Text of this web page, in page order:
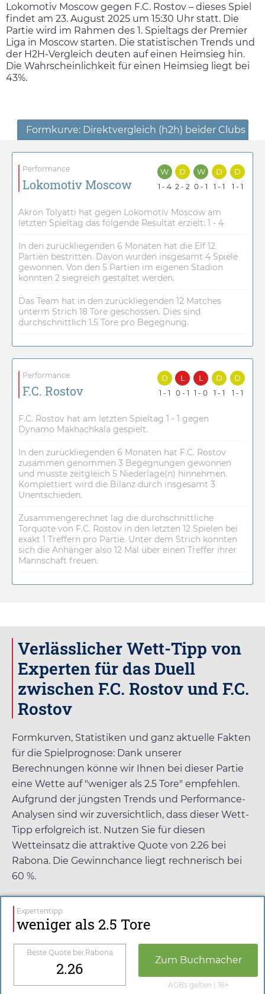
Lokomotiv Moscow gegen F.C. Rostov – dieses Spiel
findet am 23. August 2025 um 15:30 Uhr statt. Die
Partie wird im Rahmen des 1. Spieltags der Premier
Liga in Moscow starten. Die statistischen Trends und
der H2H-Vergleich deuten auf einen Heimsieg hin.
Die Wahrscheinlichkeit für einen Heimsieg liegt bei
43%.
Formkurve: Direktvergleich (h2h) beider Clubs
Performance
Lokomotiv Moscow
W
1 - 4
D
2 - 2
W
0 - 1
D
1 - 1
D
1 - 1
Akron Tolyatti hat gegen Lokomotiv Moscow am
letzten Spieltag das folgende Resultat erzielt: 1 - 4
In den zurückliegenden 6 Monaten hat die Elf 12
Partien bestritten. Davon wurden insgesamt 4 Spiele
gewonnen. Von den 5 Partien im eigenen Stadion
konnten 2 siegreich gestaltet werden.
Das Team hat in den zurückliegenden 12 Matches
unterm Strich 18 Tore geschossen. Dies sind
durchschnittlich 1.5 Tore pro Begegnung.
Performance
F.C. Rostov
D
1 - 1
L
0 - 1
L
1 - 0
D
1 - 1
D
1 - 1
F.C. Rostov hat am letzten Spieltag 1 - 1 gegen
Dynamo Makhachkala gespielt.
In den zurückliegenden 6 Monaten hat F.C. Rostov
zusammen genommen 3 Begegnungen gewonnen
und musste zeitgleich 5 Niederlage(n) hinnehmen.
Komplettiert wird die Bilanz durch insgesamt 3
Unentschieden.
Zusammengerechnet lag die durchschnittliche
Torquote von F.C. Rostov in den letzten 12 Spielen bei
exakt 1 Treffern pro Partie. Unter dem Strich konnten
sich die Anhänger also 12 Mal über einen Treffer ihrer
Mannschaft freuen.
Verlässlicher Wett-Tipp von
Experten für das Duell
zwischen F.C. Rostov und F.C.
Rostov
Formkurven, Statistiken und ganz aktuelle Fakten
für die Spielprognose: Dank unserer
Berechnungen könne wir Ihnen bei dieser Partie
eine Wette auf "weniger als 2.5 Tore" empfehlen.
Aufgrund der jüngsten Trends und Performance-
Analysen sind wir zuversichtlich, dass dieser Wett-
Tipp erfolgreich ist. Nutzen Sie für diesen
Wetteinsatz die attraktive Quote von 2.26 bei
Rabona. Die Gewinnchance liegt rechnerisch bei
60 %.
Expertentipp
weniger als 2.5 Tore
Beste Quote bei Rabona
2.26 Zum Buchmacher
AGBs gelten | 18+